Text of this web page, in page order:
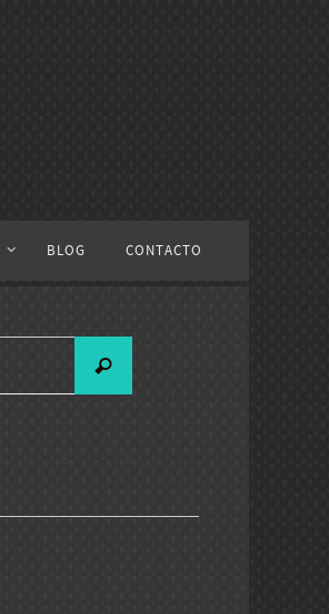
BLOG CONTACTO
Buscar